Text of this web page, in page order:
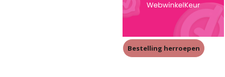
Bestelling herroepen